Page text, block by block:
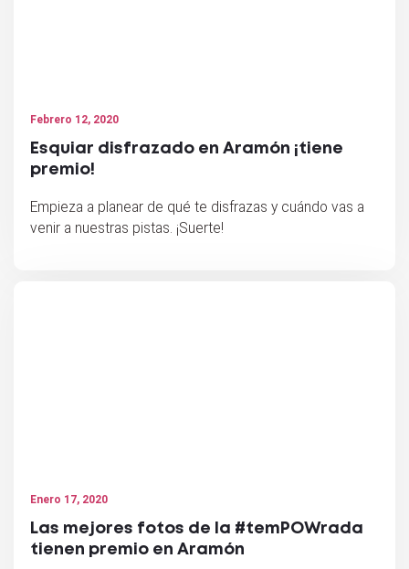
Febrero 12, 2020
Esquiar disfrazado en Aramón ¡tiene
premio!
Empieza a planear de qué te disfrazas y cuándo vas a
venir a nuestras pistas. ¡Suerte!
Enero 17, 2020
Las mejores fotos de la #temPOWrada
tienen premio en Aramón